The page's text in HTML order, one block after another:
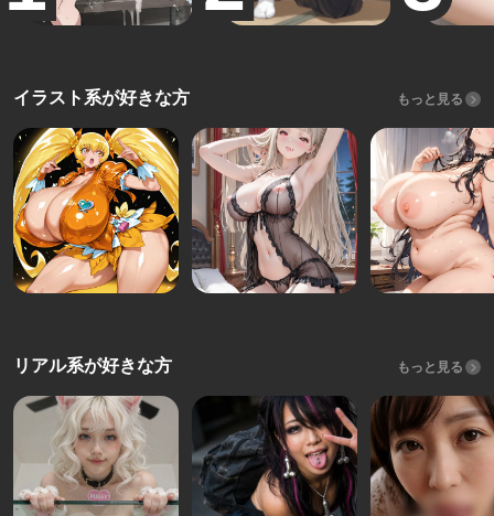
イラスト系が好きな方 もっと見る
リアル系が好きな方 もっと見る